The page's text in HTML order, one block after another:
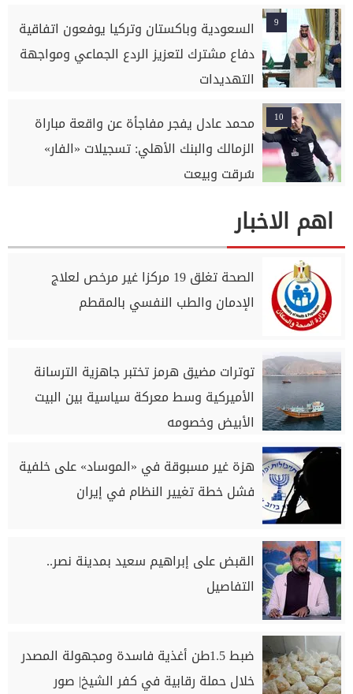
9
السعودية وباكستان وتركيا يوفعون اتفاقية
دفاع مشترك لتعزيز الردع الجماعي ومواجهة
التهديدات
10
محمد عادل يفجر مفاجأة عن واقعة مباراة
الزمالك والبنك الأهلي: تسجيلات «الفار»
سُرقت وبيعت
اهم الاخبار
الصحة تغلق 19 مركزا غير مرخص لعلاج
الإدمان والطب النفسي بالمقطم
توترات مضيق هرمز تختبر جاهزية الترسانة
الأميركية وسط معركة سياسية بين البيت
الأبيض وخصومه
هزة غير مسبوقة في «الموساد» على خلفية
فشل خطة تغيير النظام في إيران
القبض على إبراهيم سعيد بمدينة نصر..
التفاصيل
ضبط 1.5طن أغذية فاسدة ومجهولة المصدر
خلال حملة رقابية في كفر الشيخ| صور